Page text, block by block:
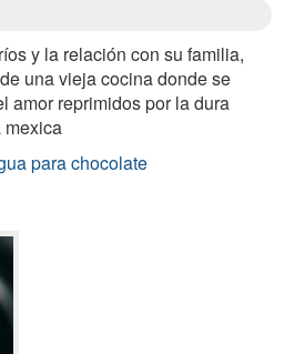
y la relación con su familia,
una vieja cocina donde se
amor reprimidos por la dura
mexica
para chocolate